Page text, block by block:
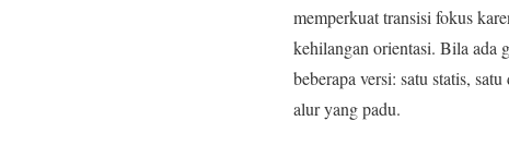
memperkuat transisi fokus
kehilangan orientasi. Bila ada
beberapa versi: satu statis,
alur yang padu.